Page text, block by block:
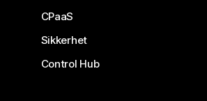
CPaaS
Sikkerhet
Control Hub